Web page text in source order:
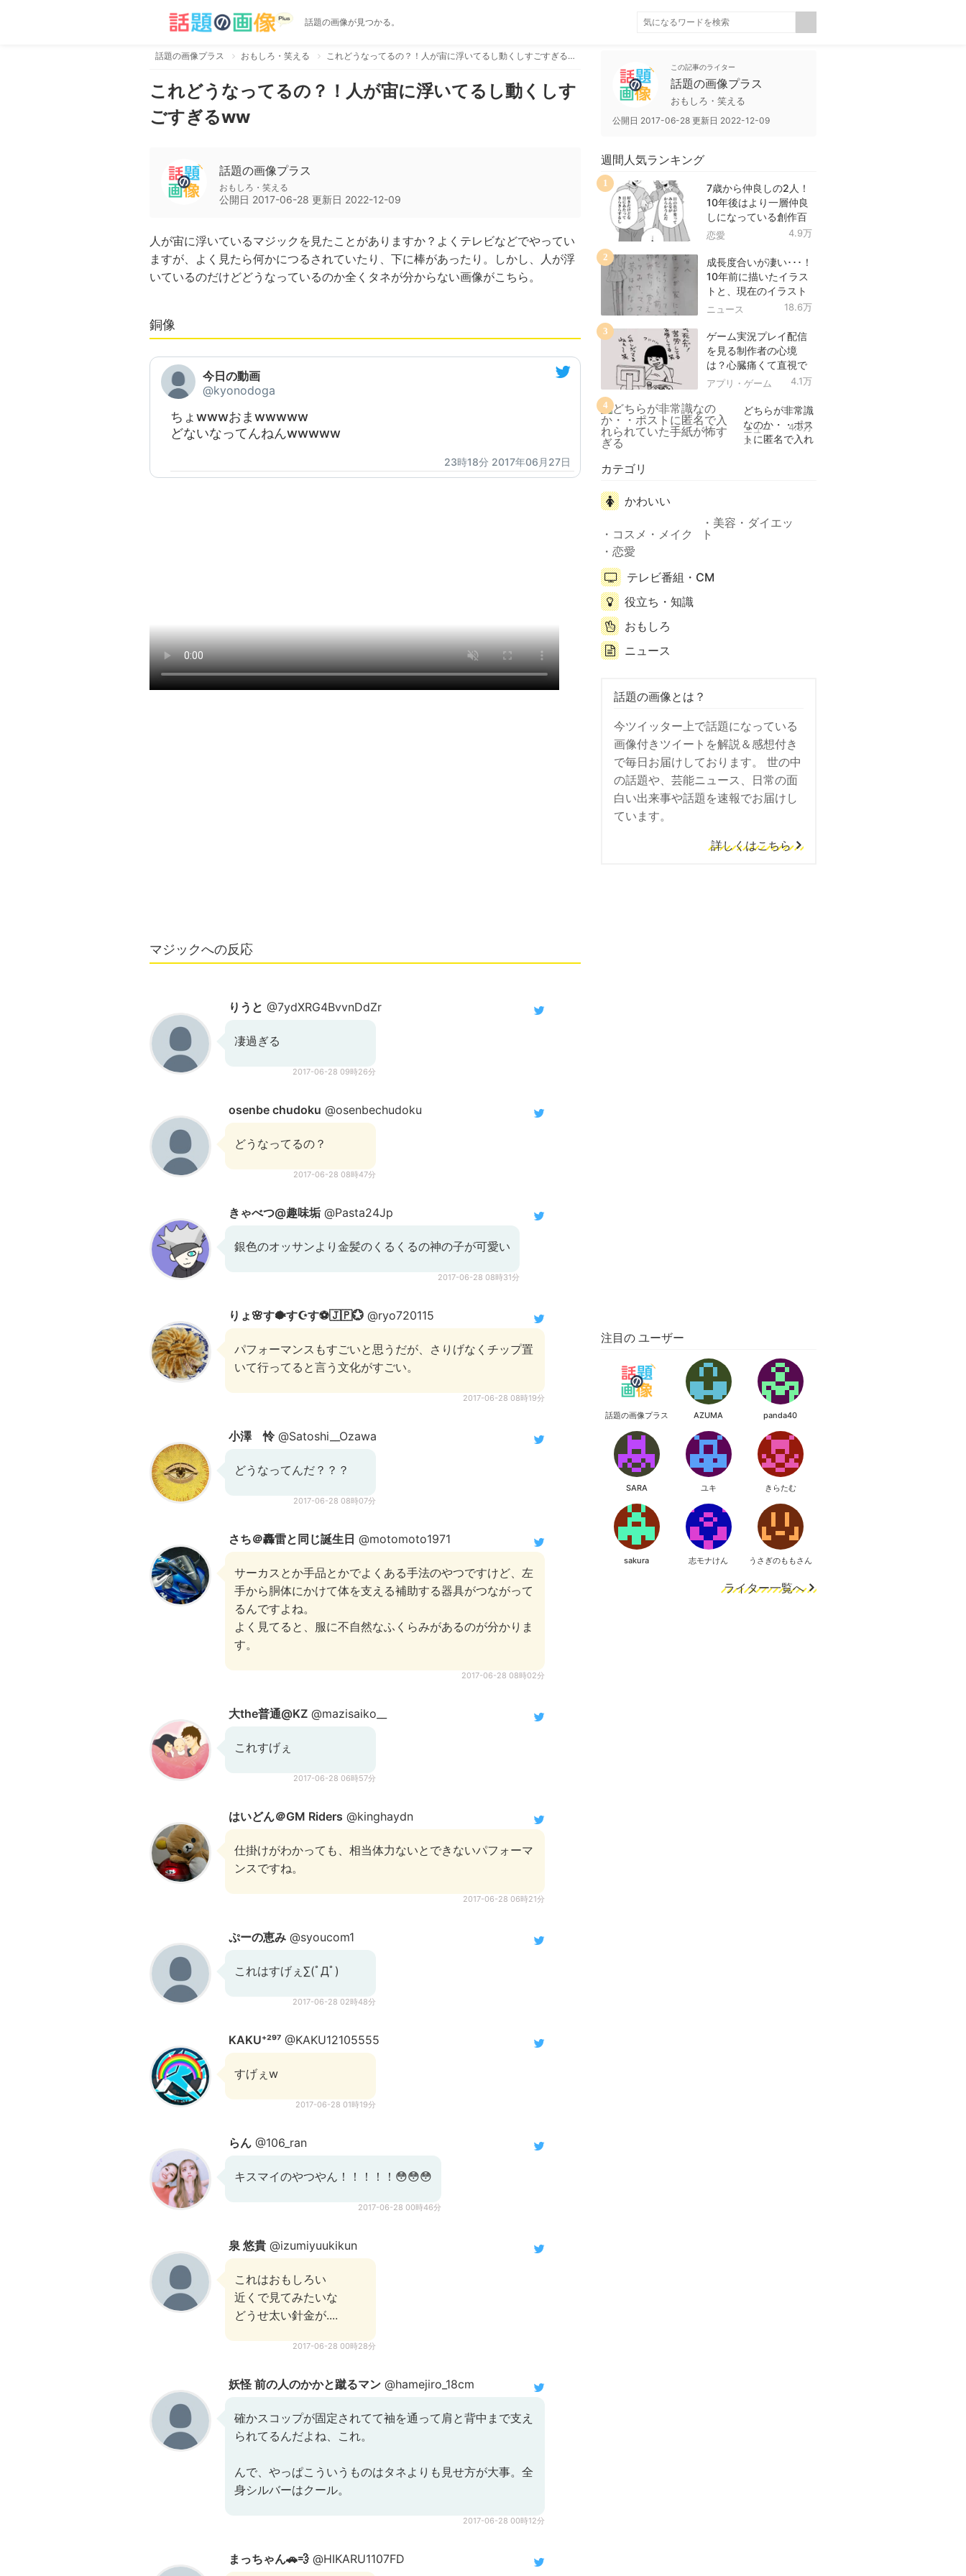
話題の画像が見つかる。
話題の画像プラス おもしろ・笑える これどうなってるの？！人が宙に浮いてるし動くしすごすぎるww
これどうなってるの？！人が宙に浮いてるし動くしす
ごすぎるww
話題の画像プラス
おもしろ・笑える
公開日 2017-06-28 更新日 2022-12-09
人が宙に浮いているマジックを見たことがありますか？よくテレビなどでやってい
ますが、よく見たら何かにつるされていたり、下に棒があったり。しかし、人が浮
いているのだけどどうなっているのか全くタネが分からない画像がこちら。
銅像
今日の動画
@kyonodoga
ちょwwwおまwwwww
どないなってんねんwwwww
23時18分 2017年06月27日
マジックへの反応
りうと @7ydXRG4BvvnDdZr
凄過ぎる
2017-06-28 09時26分
osenbe chudoku @osenbechudoku
どうなってるの？
2017-06-28 08時47分
きゃべつ@趣味垢 @Pasta24Jp
銀色のオッサンより金髪のくるくるの神の子が可愛い
2017-06-28 08時31分
りょ🌸す🐡す☪す⚽️🇯🇵💮 @ryo720115
パフォーマンスもすごいと思うだが、さりげなくチップ置
いて行ってると言う文化がすごい。
2017-06-28 08時19分
小澤 怜@Satoshi__Ozawa
どうなってんだ？？？
2017-06-28 08時07分
さち＠轟雷と同じ誕生日 @motomoto1971
サーカスとか手品とかでよくある手法のやつですけど、左
手から胴体にかけて体を支える補助する器具がつながって
るんですよね。
よく見てると、服に不自然なふくらみがあるのが分かりま
す。
2017-06-28 08時02分
大the普通@KZ @mazisaiko__
これすげぇ
2017-06-28 06時57分
はいどん＠GM Riders @kinghaydn
仕掛けがわかっても、相当体力ないとできないパフォーマ
ンスですね。
2017-06-28 06時21分
ぷーの恵み @syoucom1
これはすげぇ∑(ﾟДﾟ)
2017-06-28 02時48分
KAKU⁺²⁹⁷ @KAKU12105555
すげぇw
2017-06-28 01時19分
らん @106_ran
キスマイのやつやん！！！！！😳😳😳
2017-06-28 00時46分
泉 悠貴 @izumiyuukikun
これはおもしろい
近くで見てみたいな
どうせ太い針金が....
2017-06-28 00時28分
妖怪 前の人のかかと蹴るマン @hamejiro_18cm
確かスコップが固定されてて袖を通って肩と背中まで支え
られてるんだよね、これ。
んで、やっぱこういうものはタネよりも見せ方が大事。全
身シルバーはクール。
2017-06-28 00時12分
まっちゃん🚗💨 @HIKARU1107FD
この記事のライター
話題の画像プラス
おもしろ・笑える
公開日 2017-06-28 更新日 2022-12-09
週間人気ランキング
7歳から仲良しの2人！
10年後はより一層仲良
しになっている創作百
合！
恋愛 4.9万
1
成長度合いが凄い･･･！
10年前に描いたイラス
トと、現在のイラスト
を投稿したツイートが
ニュース 18.6万
2
ゲーム実況プレイ配信
を見る制作者の心境
は？心臓痛くて直視で
きなかった！
アプリ・ゲーム 4.1万
3
どちらが非常識
なのか・・ポス
トに匿名で入れ
ニュー
ス
4.9万
4
カテゴリ
かわいい
コスメ・メイク
美容・ダイエッ
ト
恋愛
テレビ番組・CM
役立ち・知識
おもしろ
ニュース
話題の画像とは？
今ツイッター上で話題になっている
画像付きツイートを解説＆感想付き
で毎日お届けしております。 世の中
の話題や、芸能ニュース、日常の面
白い出来事や話題を速報でお届けし
ています。
詳しくはこちら
注目の ユーザー
話題の画像プラス AZUMA panda40
SARA ユキ きらたむ
sakura 志モナけん うさぎのももさん
ライター一覧へ